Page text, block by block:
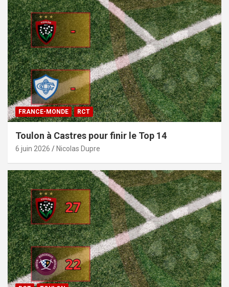
FRANCE-MONDE RCT
Toulon à Castres pour finir le Top 14
6 juin 2026 Nicolas Dupre